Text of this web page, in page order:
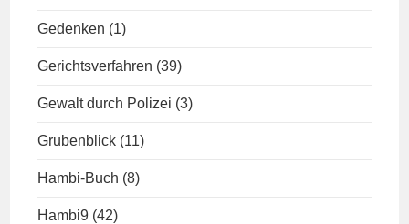
Gedenken (1)
Gerichtsverfahren (39)
Gewalt durch Polizei (3)
Grubenblick (11)
Hambi-Buch (8)
Hambi9 (42)